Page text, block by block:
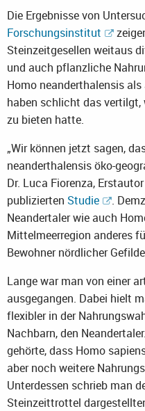
Die Ergebnisse von
Forschungsinstitut
Steinzeitgesellen weitaus
und auch pflanzliche
Homo neanderthalensis
haben schlicht das vertilgt,
zu bieten hatte.
„Wir können jetzt sagen,
neanderthalensis öko-
Dr. Luca Fiorenza,
publizierten Studie
.
Neandertaler wie auch
Mittelmeerregion anderes
Bewohner nördlicher
Lange war man von einer
ausgegangen. Dabei hielt
flexibler in der
Nachbarn, den
gehörte, dass Homo
aber noch weitere
Unterdessen schrieb man
Steinzeittrottel